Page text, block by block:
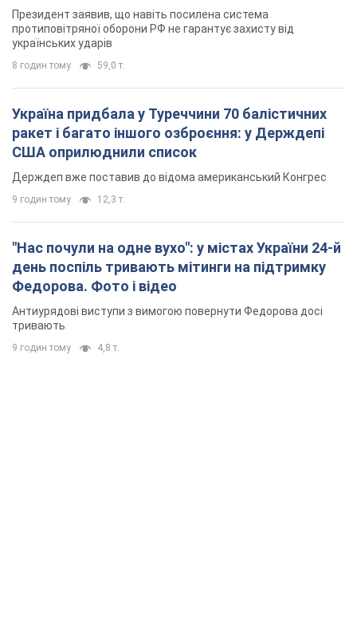
день поспіль тривають мітинги на підтримку
Федорова. Фото і відео
Антиурядові виступи з вимогою повернути Федорова досі
тривають
9 годин тому 4,8 т.